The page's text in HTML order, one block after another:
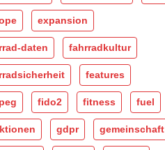
expansion
daten fahrradkultur
features
fido2 fitness fuel
gdpr gemeinschaft